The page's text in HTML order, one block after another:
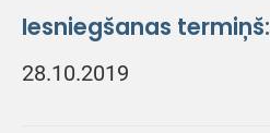
Iesniegšanas termiņš:
28.10.2019